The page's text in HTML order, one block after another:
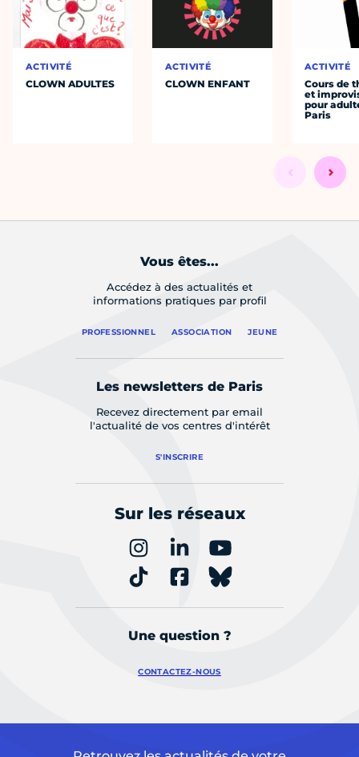
ACTIVITÉ
CLOWN ADULTES
ACTIVITÉ
CLOWN ENFANT
ACTIVITÉ
Cours de
et
pour
Paris
Vous êtes...
Accédez à des actualités et
informations pratiques par profil
PROFESSIONNEL ASSOCIATION JEUNE
Les newsletters de Paris
Recevez directement par email
l'actualité de vos centres d'intérêt
S'INSCRIRE
Sur les réseaux
Une question ?
CONTACTEZ-NOUS